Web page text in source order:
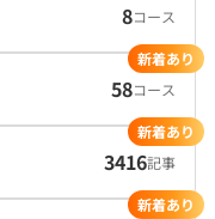
8コース
58コース
新着あり
3416記事
新着あり
新着あり